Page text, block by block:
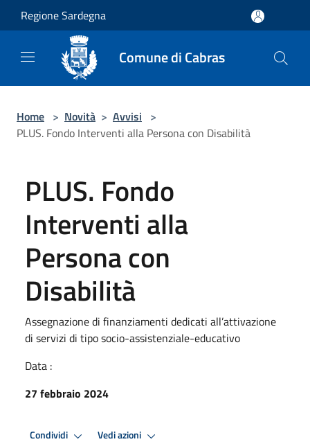
Salta al contenuto principale
Regione Sardegna
Comune di Cabras
Home > Novità > Avvisi >
PLUS. Fondo Interventi alla Persona con Disabilità
PLUS. Fondo
Interventi alla
Persona con
Disabilità
Assegnazione di finanziamenti dedicati all’attivazione
di servizi di tipo socio-assistenziale-educativo
Data :
27 febbraio 2024
Condividi Vedi azioni